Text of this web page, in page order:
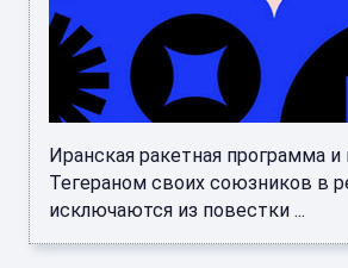
Иранская ракетная программа
Тегераном своих союзников в
исключаются из повестки ...